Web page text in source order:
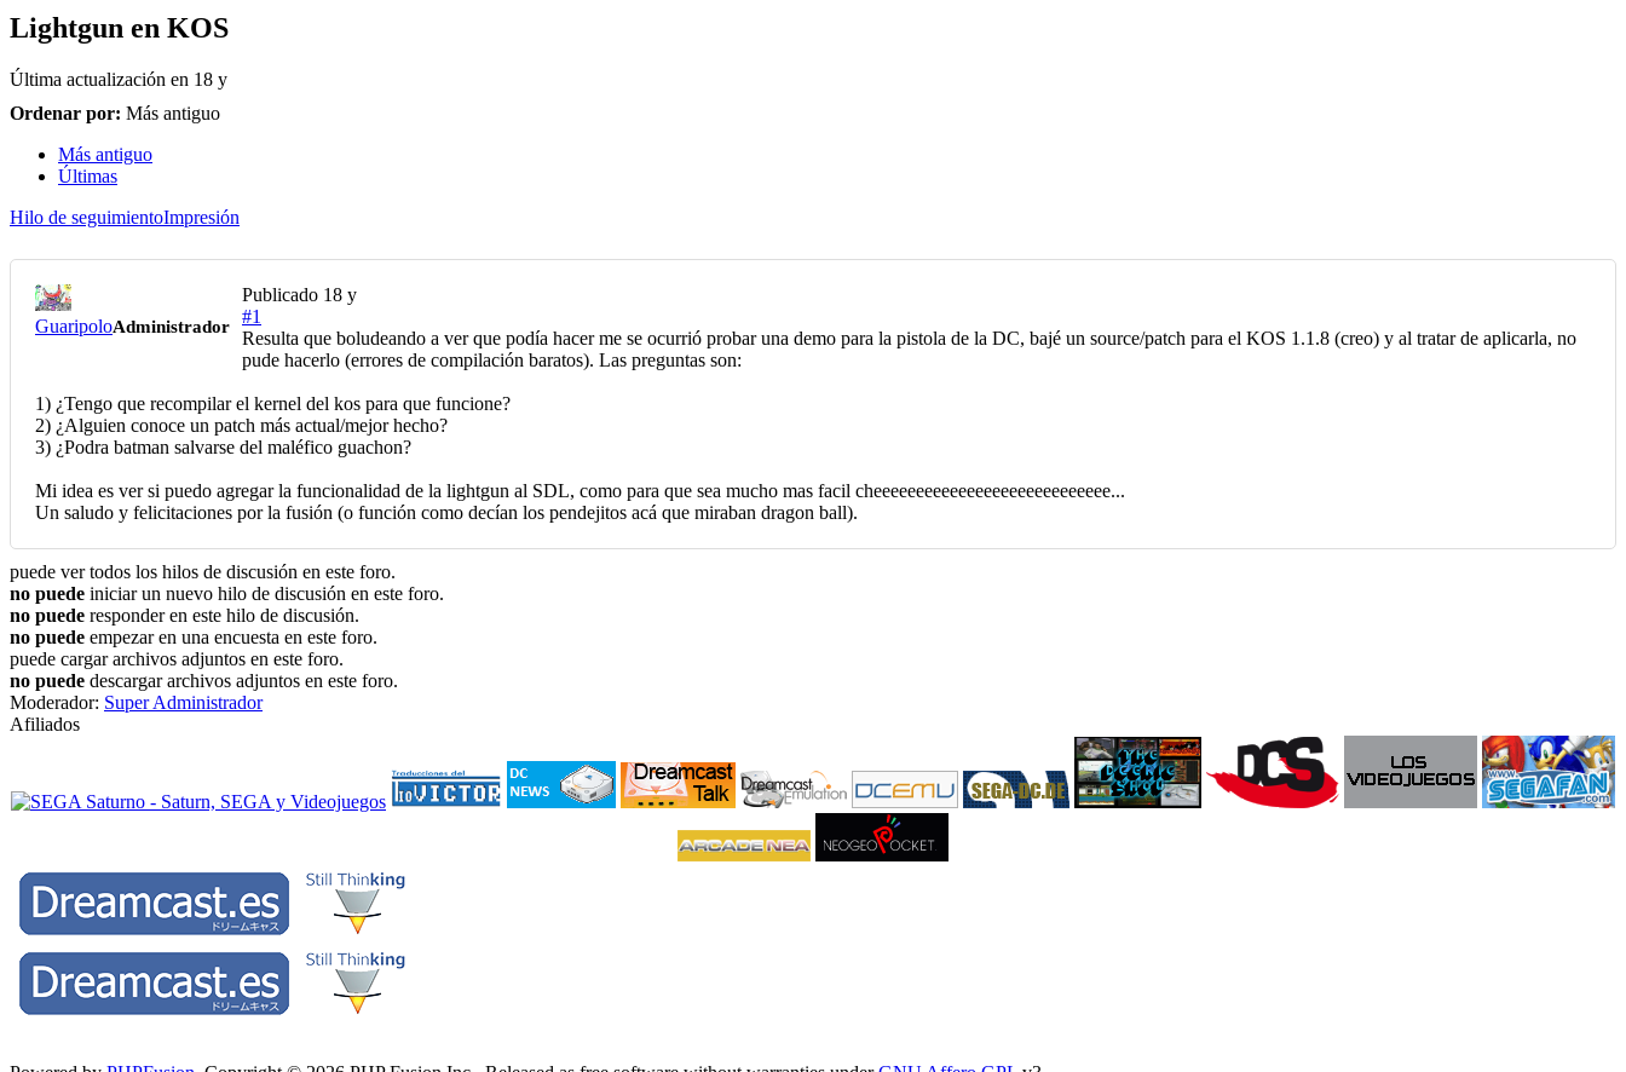
Lightgun en KOS
Última actualización en 18 y
Ordenar por: Más antiguo
Más antiguo
Últimas
Hilo de seguimientoImpresión
GuaripoloAdministrador
Publicado 18 y
#1
Resulta que boludeando a ver que podía hacer me se ocurrió probar una demo para la pistola de la DC, bajé un source/patch para el KOS 1.1.8 (creo) y al tratar de aplicarla, no
pude hacerlo (errores de compilación baratos). Las preguntas son:
1) ¿Tengo que recompilar el kernel del kos para que funcione?
2) ¿Alguien conoce un patch más actual/mejor hecho?
3) ¿Podra batman salvarse del maléfico guachon?
Mi idea es ver si puedo agregar la funcionalidad de la lightgun al SDL, como para que sea mucho mas facil cheeeeeeeeeeeeeeeeeeeeeeeeeeee...
Un saludo y felicitaciones por la fusión (o función como decían los pendejitos acá que miraban dragon ball).
puede ver todos los hilos de discusión en este foro.
no puede iniciar un nuevo hilo de discusión en este foro.
no puede responder en este hilo de discusión.
no puede empezar en una encuesta en este foro.
puede cargar archivos adjuntos en este foro.
no puede descargar archivos adjuntos en este foro.
Moderador: Super Administrador
Afiliados